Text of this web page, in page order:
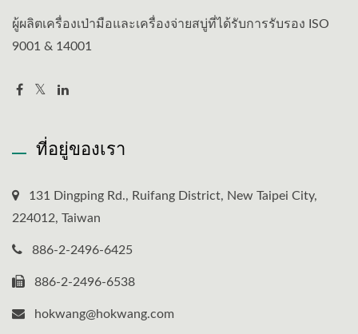
ผู้ผลิตเครื่องเป่ามือและเครื่องจ่ายสบู่ที่ได้รับการรับรอง ISO
9001 & 14001
ที่อยู่ของเรา
131 Dingping Rd., Ruifang District, New Taipei City,
224012, Taiwan
886-2-2496-6425
886-2-2496-6538
hokwang@hokwang.com